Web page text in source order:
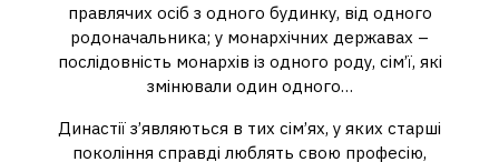
правлячих осіб з одного будинку, від одного
родоначальника; у монархічних державах –
послідовність монархів із одного роду, сім’ї, які
змінювали один одного…
Династії з’являються в тих сім’ях, у яких старші
покоління справді люблять свою професію,